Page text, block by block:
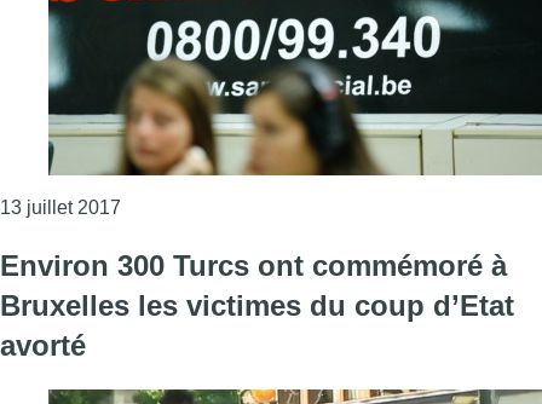
13 juillet 2017
Environ 300 Turcs ont commémoré à
Bruxelles les victimes du coup d’Etat
avorté